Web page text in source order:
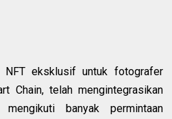
NFT eksklusif untuk fotografer
Chain, telah mengintegrasikan
banyak permintaan